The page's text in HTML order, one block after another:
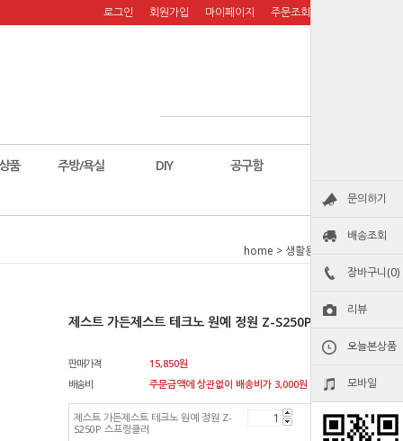
문의하기
배송조회
장바구니(0)
리뷰
오늘본상품
모바일
로그인 회원가입 마이페이지 주문조회
품 주방/욕실 DIY 공구함
home > 생활용품
제스트 가든제스트 테크노 원예 정원 Z-S250P 스프링클러
판매가격 15,850원
배송비
주문금액에 상관없이 배송비가 3,000원 청구됩니다.원
제스트 가든제스트 테크노 원예 정원 Z-
S250P 스프링클러
15,850 원